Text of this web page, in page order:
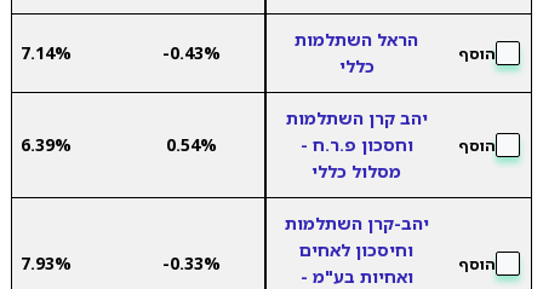
הוסף
הראל השתלמות
כללי
-0.43%
7.14%
הוסף
יהב קרן השתלמות
וחסכון פ.ר.ח -
מסלול כללי
0.54%
6.39%
הוסף
יהב-קרן השתלמות
וחיסכון לאחים
ואחיות בע"מ -
-0.33%
7.93%